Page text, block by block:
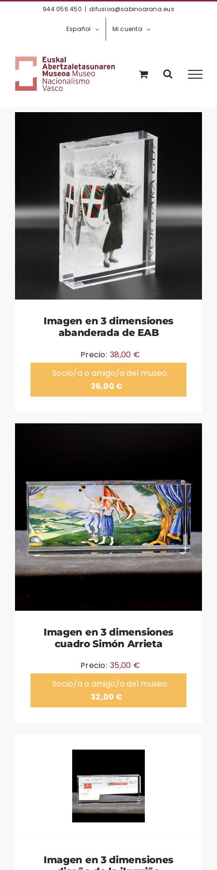
944 056 450 | difusioa@sabinoarana.eus
Español Mi cuenta
Imagen en 3 dimensiones
abanderada de EAB
Precio: 38,00 €
Socio/a o amigo/a del museo:
36,00 €
Imagen en 3 dimensiones
cuadro Simón Arrieta
Precio: 35,00 €
Socio/a o amigo/a del museo:
32,00 €
Imagen en 3 dimensiones